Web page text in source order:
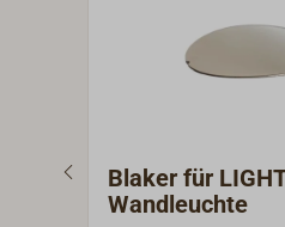
Blaker für
Wandleuchte